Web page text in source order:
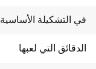
في التشكيلة الأساسية
الدقائق التي لعبها